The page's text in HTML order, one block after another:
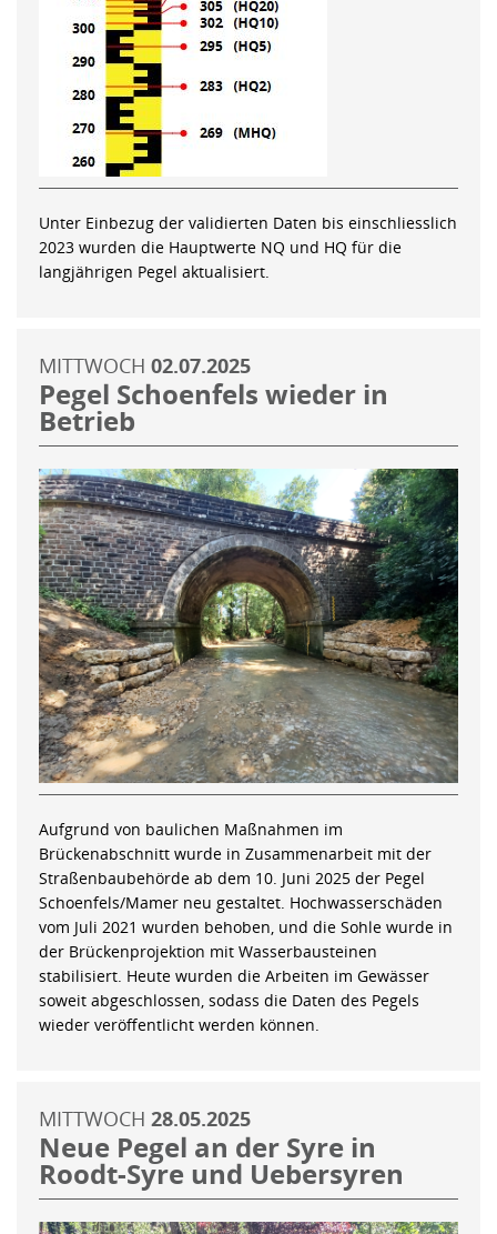
Unter Einbezug der validierten Daten bis einschliesslich
2023 wurden die Hauptwerte NQ und HQ für die
langjährigen Pegel aktualisiert.
MITTWOCH 02.07.2025
Pegel Schoenfels wieder in
Betrieb
Aufgrund von baulichen Maßnahmen im
Brückenabschnitt wurde in Zusammenarbeit mit der
Straßenbaubehörde ab dem 10. Juni 2025 der Pegel
Schoenfels/Mamer neu gestaltet. Hochwasserschäden
vom Juli 2021 wurden behoben, und die Sohle wurde in
der Brückenprojektion mit Wasserbausteinen
stabilisiert. Heute wurden die Arbeiten im Gewässer
soweit abgeschlossen, sodass die Daten des Pegels
wieder veröffentlicht werden können.
MITTWOCH 28.05.2025
Neue Pegel an der Syre in
Roodt-Syre und Uebersyren